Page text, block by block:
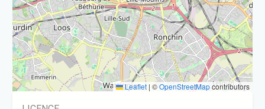
Leaflet | ©OpenStreetMapcontributors